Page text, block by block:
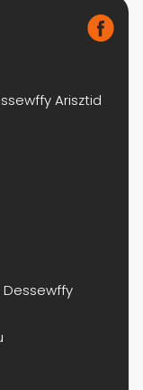
Arisztid
Dessewffy